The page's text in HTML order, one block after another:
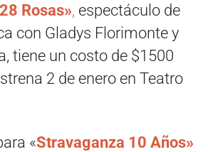
28 Rosas», espectáculo de
con Gladys Florimonte y
tiene un costo de $1500
2 de enero en Teatro
«Stravaganza 10 Años»